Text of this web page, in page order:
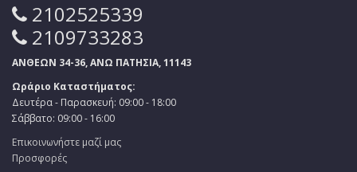
2102525339
2109733283
ΑΝΘΕΩΝ 34-36, ΑΝΩ ΠΑΤΗΣΙΑ, 11143
Ωράριο Καταστήματος:
Δευτέρα - Παρασκευή: 09:00 - 18:00
Σάββατο: 09:00 - 16:00
Επικοινωνήστε μαζί μας
Προσφορές